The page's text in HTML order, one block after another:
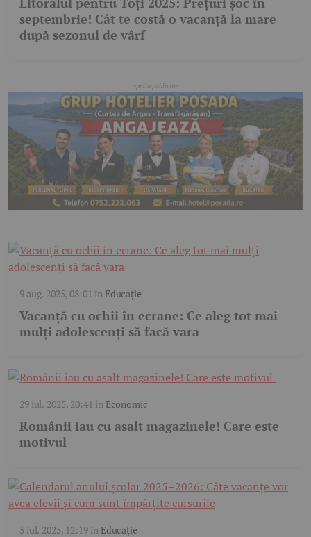
septembrie! Cât te costă o vacanță la mare
după sezonul de vârf
9 aug. 2025, 08:01 în Educație
Vacanță cu ochii în ecrane: Ce aleg tot mai
mulți adolescenți să facă vara
29 iul. 2025, 20:41 în Economic
Românii iau cu asalt magazinele! Care este
motivul
5 iul. 2025, 12:19în Educație